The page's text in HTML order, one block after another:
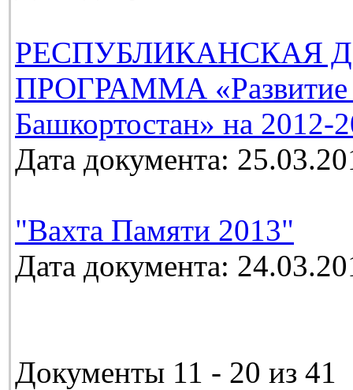
РЕСПУБЛИКАНСКАЯ
ПРОГРАММА «Развитие
Башкортостан» на 2012-
Дата документа:
"Вахта Памяти 2013"
Дата документа:
Документы 11 - 20 из 41